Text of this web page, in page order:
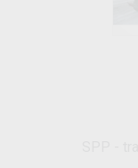
SPP -